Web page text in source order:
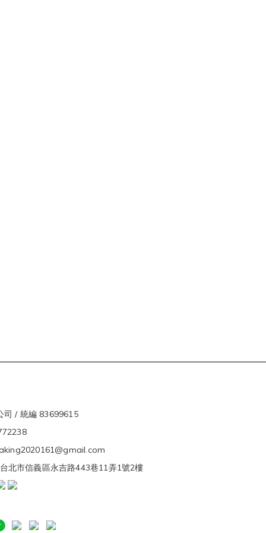
司 / 統編 83699615
北市信義區永吉路443巷11弄1號2樓